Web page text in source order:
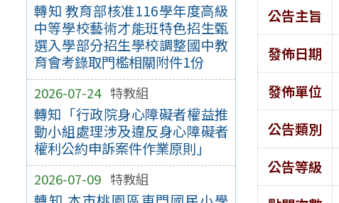
轉知 教育部核准116學年度高級
中等學校藝術才能班特色招生甄
選入學部分招生學校調整國中教
育會考錄取門檻相關附件1份
2026-07-24 特教組
轉知「行政院身心障礙者權益推
動小組處理涉及違反身心障礙者
權利公約申訴案件作業原則」
2026-07-09 特教組
公告主旨
發佈日期
發佈單位
公告類別
公告等級